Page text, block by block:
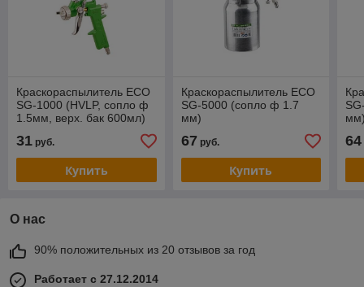
Краскораспылитель ECO
SG-1000 (HVLP, сопло ф
1.5мм, верх. бак 600мл)
31 руб.
Купить
Краскораспылитель ECO
SG-5000 (сопло ф 1.7
мм)
67 руб.
Купить
64
О нас
90% положительных из 20 отзывов за год
Работает с 27.12.2014